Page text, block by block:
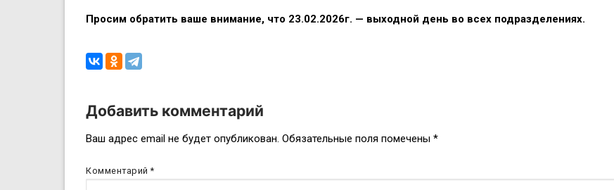
Просим обратить ваше внимание, что 23.02.2026г. — выходной день во всех подразделениях.
Навигация
по
Добавить комментарий
Ваш адрес email не будет опубликован. Обязательные поля помечены *
Комментарий*